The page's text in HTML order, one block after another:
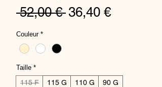
52,00 € Regular
36,40 €Sale
Couleur *
Taille *
115 F 115 G 110 G
90 G